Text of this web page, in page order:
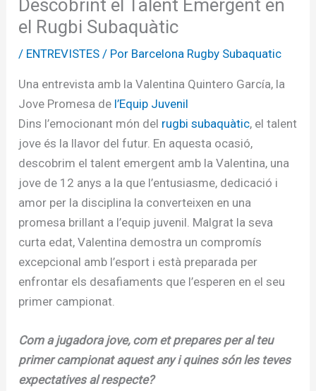
Descobrint el Talent Emergent en
el Rugbi Subaquàtic
/ ENTREVISTES / Por Barcelona Rugby Subaquatic
Una entrevista amb la Valentina Quintero García, la
Jove Promesa de l’Equip Juvenil
Dins l’emocionant món del rugbi subaquàtic, el talent
jove és la llavor del futur. En aquesta ocasió,
descobrim el talent emergent amb la Valentina, una
jove de 12 anys a la que l’entusiasme, dedicació i
amor per la disciplina la converteixen en una
promesa brillant a l’equip juvenil. Malgrat la seva
curta edat, Valentina demostra un compromís
excepcional amb l’esport i està preparada per
enfrontar els desafiaments que l’esperen en el seu
primer campionat.
Com a jugadora jove, com et prepares per al teu
primer campionat aquest any i quines són les teves
expectatives al respecte?